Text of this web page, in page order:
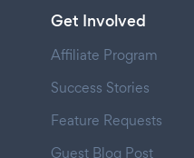
Get Involved
Affiliate Program
Success Stories
Feature Requests
Guest Blog Post